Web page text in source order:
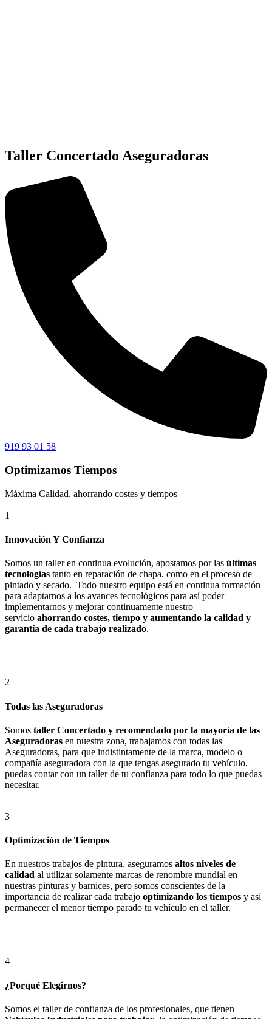
Taller Concertado Aseguradoras
919 93 01 58
Optimizamos Tiempos
Máxima Calidad, ahorrando costes y tiempos
1
Innovación Y Confianza
Somos un taller en continua evolución, apostamos por las últimas
tecnologías tanto en reparación de chapa, como en el proceso de
pintado y secado. Todo nuestro equipo está en continua formación
para adaptarnos a los avances tecnológicos para así poder
implementarnos y mejorar continuamente nuestro
servicio ahorrando costes, tiempo y aumentando la calidad y
garantía de cada trabajo realizado.
2
Todas las Aseguradoras
Somos taller Concertado y recomendado por la mayoría de las
Aseguradoras en nuestra zona, trabajamos con todas las
Aseguradoras, para que indistintamente de la marca, modelo o
compañía aseguradora con la que tengas asegurado tu vehículo,
puedas contar con un taller de tu confianza para todo lo que puedas
necesitar.
3
Optimización de Tiempos
En nuestros trabajos de pintura, aseguramos altos niveles de
calidad al utilizar solamente marcas de renombre mundial en
nuestras pinturas y barnices, pero somos conscientes de la
importancia de realizar cada trabajo optimizando los tiempos y así
permanecer el menor tiempo parado tu vehículo en el taller.
4
¿Porqué Elegirnos?
Somos el taller de confianza de los profesionales, que tienen